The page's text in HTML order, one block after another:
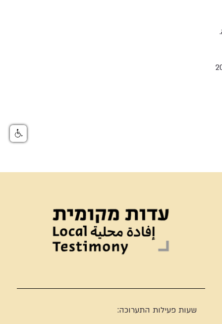
שעות פעילות התערוכה: